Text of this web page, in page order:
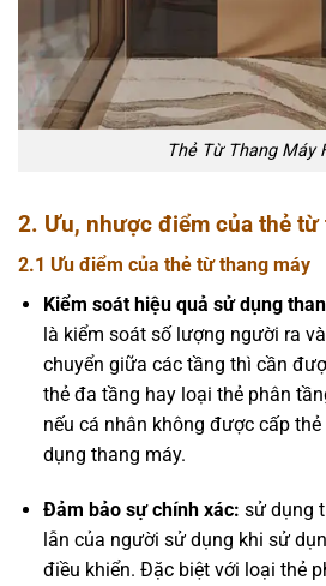
Thẻ Từ Thang Máy
2. Ưu, nhược điểm của thẻ từ
2.1 Ưu điểm của thẻ từ thang máy
Kiểm soát hiệu quả sử dụng
là kiểm soát số lượng người ra
chuyển giữa các tầng thì cần
thẻ đa tầng hay loại thẻ phân
nếu cá nhân không được cấp
dụng thang máy.
Đảm bảo sự chính xác: sử dụng
lẫn của người sử dụng khi sử
điều khiển. Đặc biệt với loại thẻ